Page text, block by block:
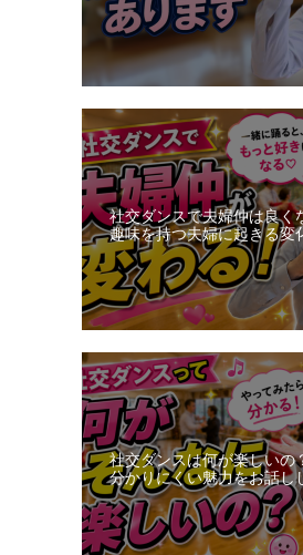
社交ダンスで夫婦仲は良く
趣味を持つ夫婦に起きる変
社交ダンスは何が楽しいの
分かりにくい魅力をお話し